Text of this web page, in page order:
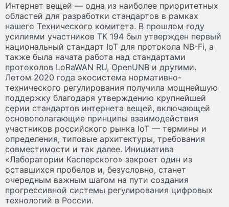
Интернет вещей — одна из наиболее приоритетных
областей для разработки стандартов в рамках
нашего Технического комитета. В прошлом году
усилиями участников ТК 194 был утвержден первый
национальный стандарт IoT для протокола NB-Fi, а
также была начата работа над стандартами
протоколов LoRaWAN RU, OpenUNB и другими.
Летом 2020 года экосистема нормативно-
технического регулирования получила мощнейшую
поддержку благодаря утверждению крупнейшей
серии стандартов интернета вещей, включающей
основополагающие принципы взаимодействия
участников российского рынка IoT — термины и
определения, типовые архитектуры, требования
совместимости и так далее. Инициатива
«Лаборатории Касперского» закроет один из
оставшихся пробелов и, безусловно, станет
очередным важным шагом на пути создания
прогрессивной системы регулирования цифровых
технологий в России.